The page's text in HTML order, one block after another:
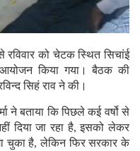
रविवार को चेटक स्थित सिचांई
आयोजन किया गया। बैठक की
सिहं राव ने की।
ने बताया कि पिछले कई वर्षो से
दिया जा रहा है, इसको लेकर
चुका है, लेकिन फिर सरकार के